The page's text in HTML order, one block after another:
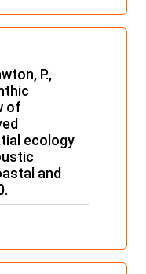
P.,
of
ecology
and